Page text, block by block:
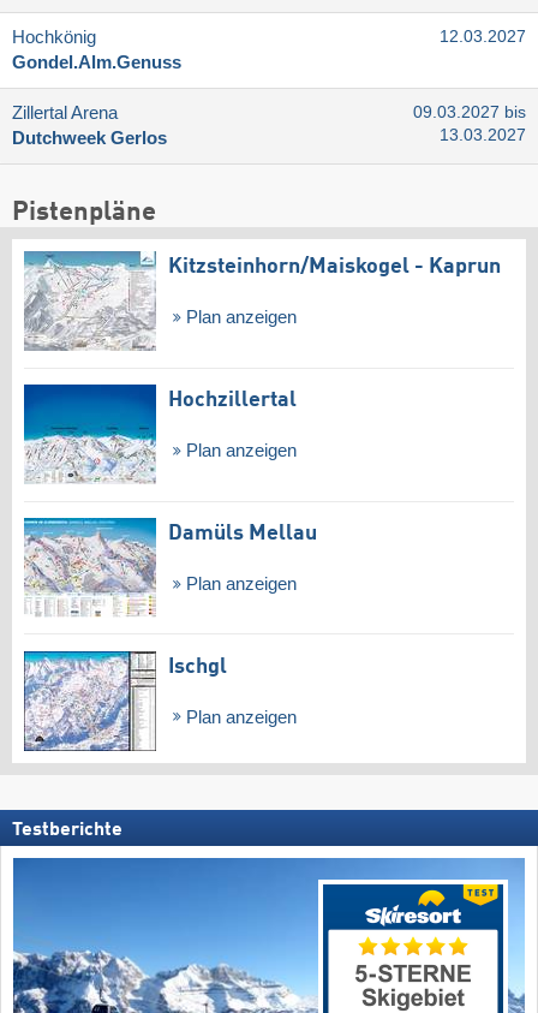
Hochkönig
Gondel.Alm.Genuss
12.03.2027
Zillertal Arena
Dutchweek Gerlos
09.03.2027 bis
13.03.2027
Pistenpläne
Kitzsteinhorn/​Maiskogel - Kaprun
Plan anzeigen
Hochzillertal
Plan anzeigen
Damüls Mellau
Plan anzeigen
Ischgl
Plan anzeigen
Testberichte